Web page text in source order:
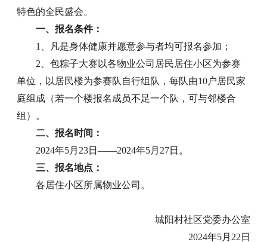
特色的全民盛会。
一、报名条件：
1、凡是身体健康并愿意参与者均可报名参加；
2、包粽子大赛以各物业公司居民居住小区为参赛
单位，以居民楼为参赛队自行组队，每队由10户居民家
庭组成（若一个楼报名成员不足一个队，可与邻楼合
组）。
二、报名时间：
2024年5月23日——2024年5月27日。
三、报名地点：
各居住小区所属物业公司。
城阳村社区党委办公室
2024年5月22日